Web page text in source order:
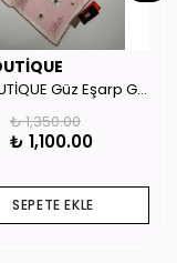
LA BOUTİQUE Güz Eşarp GYSE130804
₺ 1,350.00
₺ 1,100.00
SEPETE EKLE